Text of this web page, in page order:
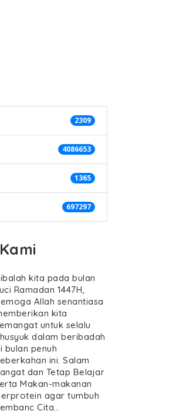
2309
4086653
1365
697297
kita pada bulan
Ramadan 1447H,
Allah senantiasa
kita
untuk selalu
dalam beribadah
bulan penuh
ini. Salam
dan Tetap Belajar
Makan-makanan
agar tumbuh
Cita…